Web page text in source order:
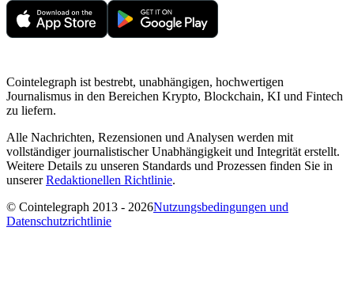
Cointelegraph ist bestrebt, unabhängigen, hochwertigen
Journalismus in den Bereichen Krypto, Blockchain, KI und Fintech
zu liefern.
Alle Nachrichten, Rezensionen und Analysen werden mit
vollständiger journalistischer Unabhängigkeit und Integrität erstellt.
Weitere Details zu unseren Standards und Prozessen finden Sie in
unsererRedaktionellen Richtlinie.
© Cointelegraph 2013 - 2026Nutzungsbedingungen und
Datenschutzrichtlinie